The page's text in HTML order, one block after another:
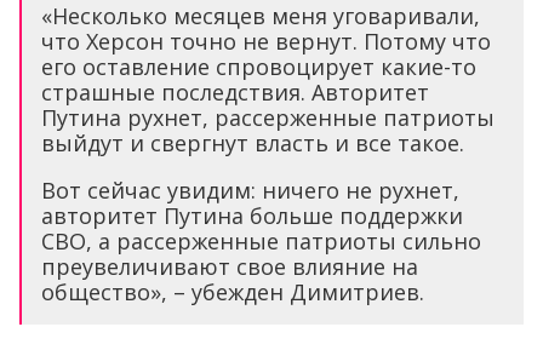
«Несколько месяцев меня уговаривали,
что Херсон точно не вернут. Потому что
его оставление спровоцирует какие-то
страшные последствия. Авторитет
Путина рухнет, рассерженные патриоты
выйдут и свергнут власть и все такое.
Вот сейчас увидим: ничего не рухнет,
авторитет Путина больше поддержки
СВО, а рассерженные патриоты сильно
преувеличивают свое влияние на
общество», – убежден Димитриев.